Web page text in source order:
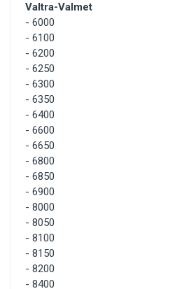
Valtra-Valmet
- 6000
- 6100
- 6200
- 6250
- 6300
- 6350
- 6400
- 6600
- 6650
- 6800
- 6850
- 6900
- 8000
- 8050
- 8100
- 8150
- 8200
- 8400